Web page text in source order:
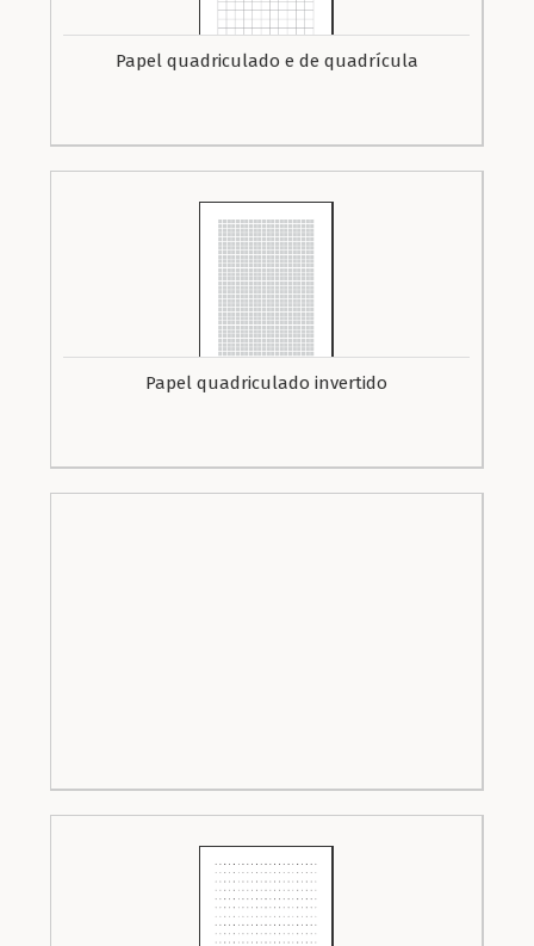
Papel quadriculado e de quadrícula
Papel quadriculado invertido